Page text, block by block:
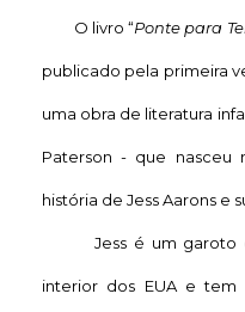
O livro “Ponte para
publicado pela primeira
uma obra de literatura
Paterson - que nasceu
história de Jess Aarons e
Jess é um garoto
interior dos EUA e